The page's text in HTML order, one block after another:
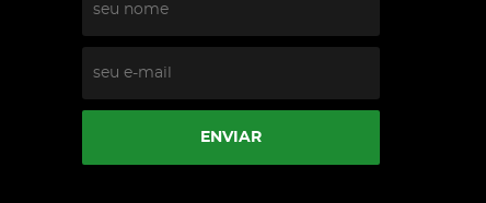
ENVIAR